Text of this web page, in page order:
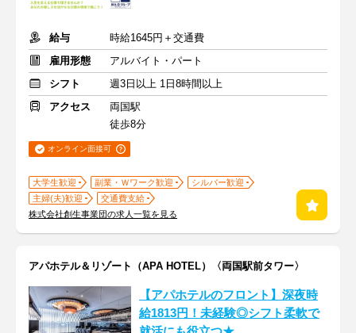
給与
時給1645円＋交通費
雇用形態
アルバイト・パート
シフト
週3日以上 1日8時間以上
アクセス
両国駅
徒歩8分
オンライン面接可
大学生歓迎 副業・Ｗワーク歓迎
シルバー歓迎
主婦(夫)歓迎
交通費支給
株式会社創生事業団の求人一覧を見る
アパホテル＆リゾート（APA HOTEL）〈両国駅前タワー〉
【アパホテルのフロント】深夜時
給1813円！未経験◎シフト柔軟で